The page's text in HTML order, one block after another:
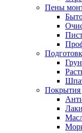
Пены
Покрытия